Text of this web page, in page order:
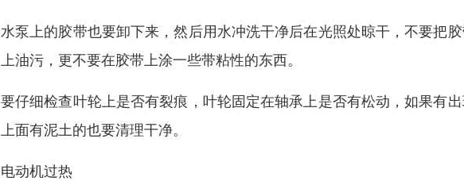
水泵上的胶带也要卸下来，然后用水冲洗干净后在光照处晾干，不要把
上油污，更不要在胶带上涂一些带粘性的东西。
要仔细检查叶轮上是否有裂痕，叶轮固定在轴承上是否有松动，如果有
上面有泥土的也要清理干净。
电动机过热